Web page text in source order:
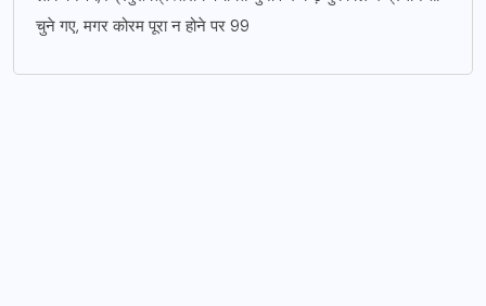
चुने गए, मगर कोरम पूरा न होने पर 99